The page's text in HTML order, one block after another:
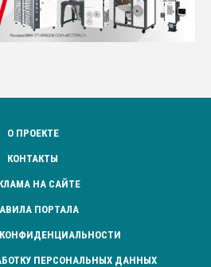
О ПРОЕКТЕ
КОНТАКТЫ
НА САЙТЕ
ПОРТАЛА
ПЕРСОНАЛЬНЫХ ДАННЫХ